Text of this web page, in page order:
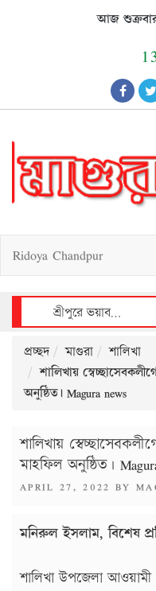
আজ
Ridoya Chandpur
প্রচ্ছদ মাগুরা
শালিখা
শালিখায়
অনুষ্ঠিত। Magura news
শালিখায়
মাহফিল অনুষ্ঠিত।
POSTED
APRIL 27, 2022 BY
মনিরুল ইসলাম, বিশেষ
শালিখা উপজেলা আওয়ামী